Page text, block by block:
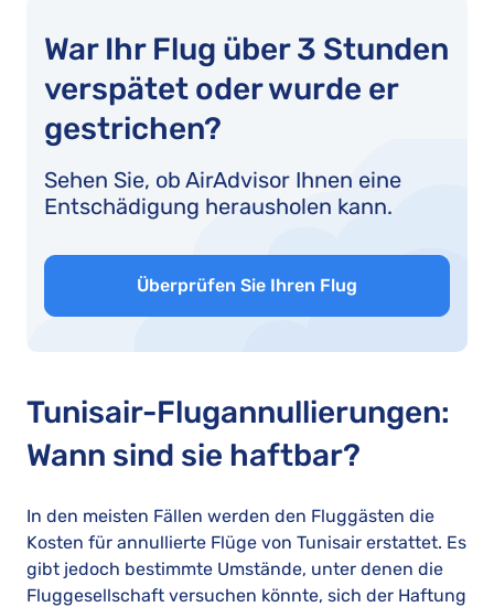
War Ihr Flug über 3 Stunden
verspätet oder wurde er
gestrichen?
Sehen Sie, ob AirAdvisor Ihnen eine
Entschädigung herausholen kann.
Überprüfen Sie Ihren Flug
Tunisair-Flugannullierungen:
Wann sind sie haftbar?
In den meisten Fällen werden den Fluggästen die
Kosten für annullierte Flüge von Tunisair erstattet. Es
gibt jedoch bestimmte Umstände, unter denen die
Fluggesellschaft versuchen könnte, sich der Haftung